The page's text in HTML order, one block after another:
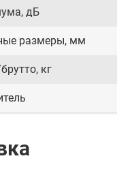
дБ
размеры, мм
кг